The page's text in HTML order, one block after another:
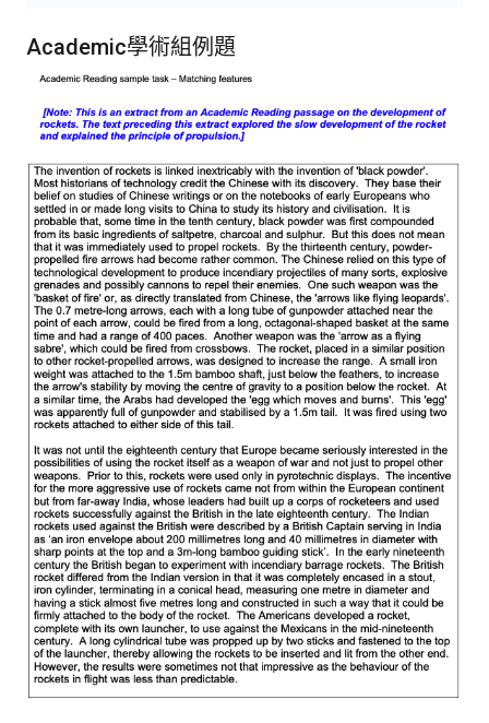
Academic學術組例題